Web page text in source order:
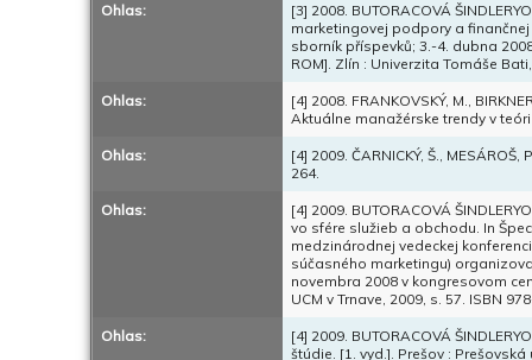
Ohlas:
[3] 2008. BUTORACOVÁ
marketingovej podpory a
sborník příspevků; 3.-4. dubna
ROM]. Zlín : Univerzita Tomáše
Ohlas:
[4] 2008. FRANKOVSKÝ, M.,
Aktuálne manažérske trendy v
Ohlas:
[4] 2009. ČARNICKÝ, Š.,
264.
Ohlas:
[4] 2009. BUTORACOVÁ
vo sfére služieb a obchodu. In
medzinárodnej vedeckej
súčasného marketingu)
novembra 2008 v kongresovom
UCM v Trnave, 2009, s. 57. ISBN
Ohlas:
[4] 2009. BUTORACOVÁ
štúdie. [1. vyd.]. Prešov :